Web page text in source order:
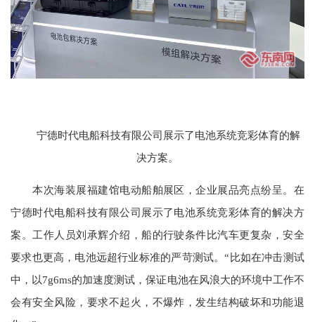
宁德时代电船科技有限公司展示了电池系统竞彩体育的解
决方案。
本次海装展福建馆电动船舶展区，企业展品亮点纷呈。在
宁德时代电船科技有限公司展示了电池系统竞彩体育的解决方
案。工作人员刘承辉介绍，船的行驶条件比汽车更复杂，安全
要求也更高，电池远超行业标准的严苛测试。“比如在冲击测试
中，以7g6ms的加速度测试，保证电池在风浪大的环境中工作不
会有安全风险，要求不起火，不爆炸，发生结构破坏和功能退